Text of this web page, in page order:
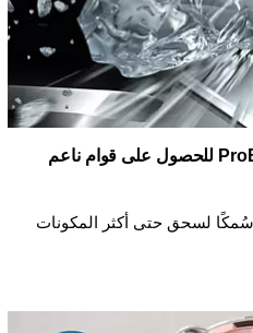
شفرات جديدة بتقنية ProBlend Plus للحصول على قوام ناعم
سُمكًا لسحق حتى أكثر المكونات